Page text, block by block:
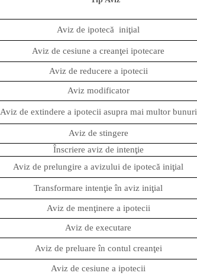
Aviz de ipotecă iniţial
Aviz de cesiune a creanţei ipotecare
Aviz de reducere a ipotecii
Aviz modificator
Aviz de extindere a ipotecii asupra mai multor bunuri
Aviz de stingere
Înscriere aviz de intenţie
Aviz de prelungire a avizului de ipotecă iniţial
Transformare intenţie în aviz iniţial
Aviz de menţinere a ipotecii
Aviz de executare
Aviz de preluare în contul creanţei
Aviz de cesiune a ipotecii